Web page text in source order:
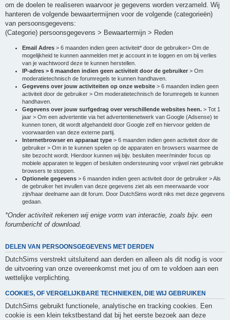
om de doelen te realiseren waarvoor je gegevens worden verzameld. Wij
hanteren de volgende bewaartermijnen voor de volgende (categorieën)
van persoonsgegevens:
(Categorie) persoonsgegevens > Bewaartermijn > Reden
Email Adres > 6 maanden indien geen activiteit* door de gebruiker> Om de
mogelijkheid te kunnen aanmelden met je account in te loggen en om bij verlies
van je wachtwoord deze te kunnen herstellen.
IP-adres > 6 maanden indien geen activiteit door de gebruiker > Om
moderatietechnisch de forumregels te kunnen handhaven.
Gegevens over jouw activiteiten op onze website > 6 maanden indien geen
activiteit door de gebruiker > Om moderatietechnisch de forumregels te kunnen
handhaven.
Gegevens over jouw surfgedrag over verschillende websites heen. > Tot 1
jaar > Om een advertentie via het advertentienetwerk van Google (Adsense) te
kunnen tonen, dit wordt afgehandeld door Google zelf en hiervoor gelden de
voorwaarden van deze externe partij.
Internetbrowser en apparaat type > 6 maanden indien geen activiteit door de
gebruiker > Om in te kunnen spelen op de apparaten en browsers waarmee de
site bezocht wordt. Hierdoor kunnen wij bijv. besluiten meer/minder focus op
mobiele apparaten te leggen of besluiten ondersteuning voor vrijwel niet gebruikte
browsers te stoppen.
Optionele gegevens > 6 maanden indien geen activiteit door de gebruiker > Als
de gebruiker het invullen van deze gegevens ziet als een meerwaarde voor
zijn/haar deelname aan dit forum. Door DutchSims wordt niks met deze gegevens
gedaan.
*Onder activiteit rekenen wij enige vorm van interactie, zoals bijv. een
forumbericht of download.
DELEN VAN PERSOONSGEGEVENS MET DERDEN
DutchSims verstrekt uitsluitend aan derden en alleen als dit nodig is voor
de uitvoering van onze overeenkomst met jou of om te voldoen aan een
wettelijke verplichting.
COOKIES, OF VERGELIJKBARE TECHNIEKEN, DIE WIJ GEBRUIKEN
DutchSims gebruikt functionele, analytische en tracking cookies. Een
cookie is een klein tekstbestand dat bij het eerste bezoek aan deze